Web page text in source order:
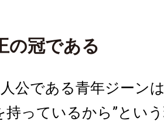
の冠である
公である青年ジーン
持っているから”とい